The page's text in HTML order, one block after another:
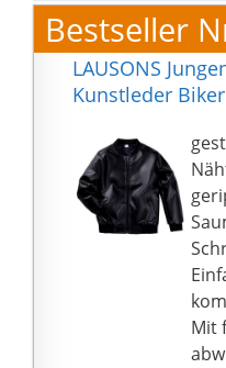
für
Bestseller
LAUSONS
Kunstleder
Mit